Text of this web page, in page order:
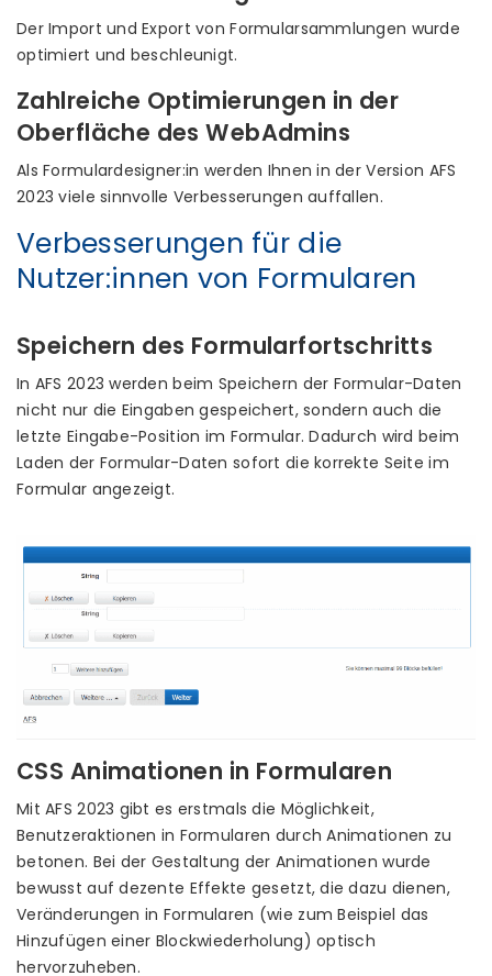
Der Import und Export von Formularsammlungen wurde
optimiert und beschleunigt.
Zahlreiche Optimierungen in der
Oberfläche des WebAdmins
Als Formulardesigner:in werden Ihnen in der Version AFS
2023 viele sinnvolle Verbesserungen auffallen.
Verbesserungen für die
Nutzer:innen von Formularen
Speichern des Formularfortschritts
In AFS 2023 werden beim Speichern der Formular-Daten
nicht nur die Eingaben gespeichert, sondern auch die
letzte Eingabe-Position im Formular. Dadurch wird beim
Laden der Formular-Daten sofort die korrekte Seite im
Formular angezeigt.
CSS Animationen in Formularen
Mit AFS 2023 gibt es erstmals die Möglichkeit,
Benutzeraktionen in Formularen durch Animationen zu
betonen. Bei der Gestaltung der Animationen wurde
bewusst auf dezente Effekte gesetzt, die dazu dienen,
Veränderungen in Formularen (wie zum Beispiel das
Hinzufügen einer Blockwiederholung) optisch
hervorzuheben.